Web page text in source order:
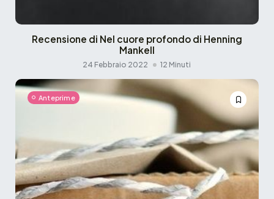
Recensione di Nel cuore profondo di Henning
Mankell
24 Febbraio 2022 12 Minuti
Anteprime